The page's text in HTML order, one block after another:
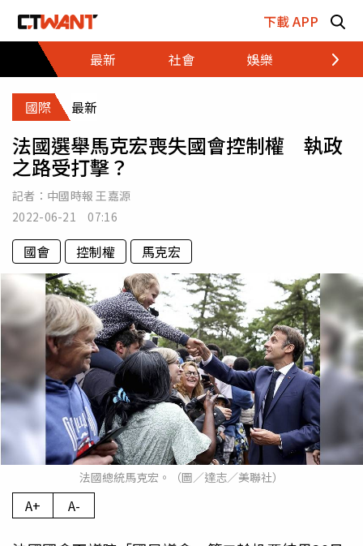
下載 APP
最新
社會 娛樂 財經
國際 最新
法國選舉馬克宏喪失國會控制權 執政
之路受打擊？
記者： 中國時報 王嘉源
2022-06-21 07:16
國會 控制權 馬克宏
法國總統馬克宏。（圖／達志／美聯社）
A+ A-